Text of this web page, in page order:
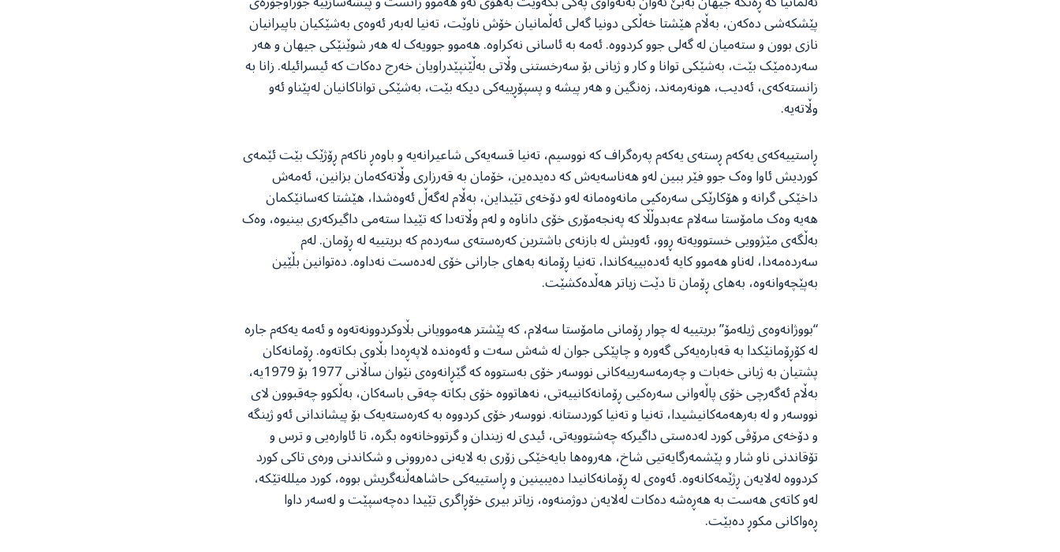
پێشکەشی دەکەن، بەڵام هێشتا خەڵکی دونیا گەلی ئەڵمانیان خۆش ناوێت، تەنیا لەبەر ئەوەی بەشێکیان باپیرانیان
نازی بوون و ستەمیان لە گەلی جوو کردووە. ئەمە بە ئاسانی نەکراوە. هەموو جوویەک لە هەر شوێنێکی جیهان و هەر
سەردەمێک بێت، بەشێکی توانا و کار و ژیانی بۆ سەرخستنی وڵاتی بەڵێنپێدراویان خەرج دەکات کە ئیسرائیلە. زانا بە
زانستەکەی، ئەدیب، هونەرمەند، زەنگین و هەر پیشە و پسپۆڕییەکی دیکە بێت، بەشێکی تواناکانیان لەپێناو ئەو
وڵاتەیە.
ڕاستییەکەی یەکەم ڕستەی یەکەم پەرەگراف کە نووسیم، تەنیا قسەیەکی شاعیرانەیە و باوەڕ ناکەم ڕۆژێک بێت ئێمەی
کوردیش ئاوا وەک جوو فێر ببین لەو هەناسەیەش کە دەیدەین، خۆمان بە قەرزاری وڵاتەکەمان بزانین، ئەمەش
داخێکی گرانە و هۆکارێکی سەرەکیی مانەوەمانە لەو دۆخەی تێیداین، بەڵام لەگەڵ ئەوەشدا، هێشتا کەسانێکمان
هەیە وەک مامۆستا سەلام عەبدوڵڵا کە پەنجەمۆری خۆی داناوە و لەم وڵاتەدا کە تێیدا ستەمی داگیرکەری بینیوە، وەک
بەڵگەی مێژوویی خستوویەتە ڕوو، ئەویش لە بازنەی باشترین کەرەستەی سەردەم کە بریتییە لە ڕۆمان. لەم
سەردەمەدا، لەناو هەموو کایە ئەدەبییەکاندا، تەنیا ڕۆمانە بەهای جارانی خۆی لەدەست نەداوە. دەتوانین بڵێین
بەپێچەوانەوە، بەهای ڕۆمان تا دێت زیاتر هەڵدەکشێت.
“بووژانەوەی ژیلەمۆ” بریتییە لە چوار ڕۆمانی مامۆستا سەلام، کە پێشتر هەموویانی بڵاوکردوونەتەوە و ئەمە یەکەم جارە
لە کۆڕۆمانێکدا بە قەبارەیەکی گەورە و چاپێکی جوان لە شەش سەت و ئەوەندە لاپەڕەدا بڵاوی بکاتەوە. ڕۆمانەکان
پشتیان بە ژیانی خەبات و چەرمەسەرییەکانی نووسەر خۆی بەستووە کە گێڕانەوەی نێوان ساڵانی 1977 بۆ 1979یە،
بەڵام ئەگەرچی خۆی پاڵەوانی سەرەکیی ڕۆمانەکانییەتی، نەهاتووە خۆی بکاتە چەقی باسەکان، بەڵکوو چەقبوون لای
نووسەر و لە بەرهەمەکانیشیدا، تەنیا و تەنیا کوردستانە. نووسەر خۆی کردووە بە کەرەستەیەک بۆ پیشاندانی ئەو ژینگە
و دۆخەی مرۆڤی کورد لەدەستی داگیرکە چەشتوویەتی، ئیدی لە زیندان و گرتووخانەوە بگرە، تا ئاوارەیی و ترس و
تۆقاندنی ناو شار و پێشمەرگایەتیی شاخ، هەروەها بایەخێکی زۆری بە لایەنی دەروونی و شکاندنی ورەی تاکی کورد
کردووە لەلایەن ڕژێمەکانەوە. ئەوەی لە ڕۆمانەکانیدا دەیبینین و ڕاستییەکی حاشاهەڵنەگریش بووە، کورد میللەتێکە،
لەو کاتەی هەست بە هەڕەشە دەکات لەلایەن دوژمنەوە، زیاتر بیری خۆڕاگری تێیدا دەچەسپێت و لەسەر داوا
ڕەواکانی مکوڕ دەبێت.